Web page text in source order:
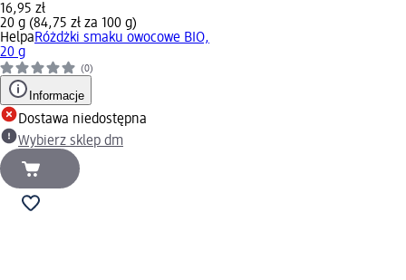
16,95 zł
20 g (84,75 zł za 100 g)
HelpaRóżdżki smaku owocowe BIO,
20 g
(0)
Informacje
Dostawa niedostępna
Wybierz sklep dm